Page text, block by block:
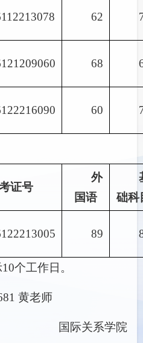
62
68
60
证号
外
国语
础科
89
个工作日。
黄老师
国际关系学院